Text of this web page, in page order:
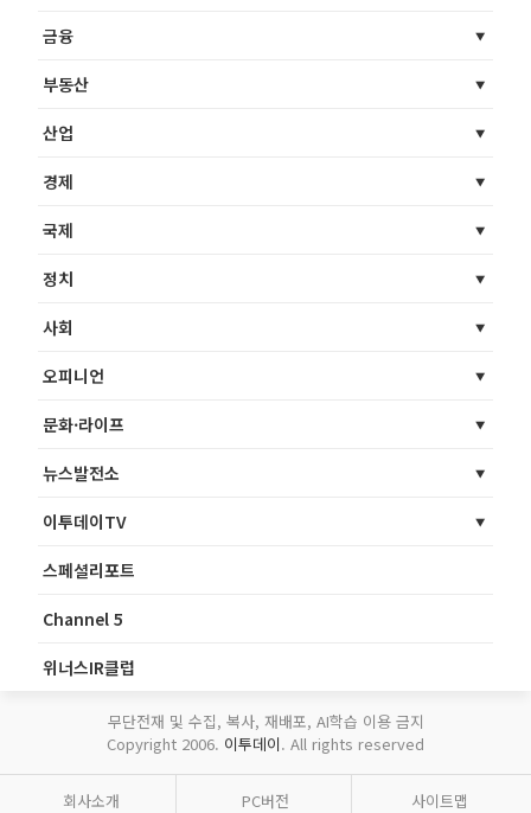
금융
부동산
산업
경제
국제
정치
사회
오피니언
문화·라이프
뉴스발전소
이투데이TV
스페셜리포트
Channel 5
위너스IR클럽
무단전재 및 수집, 복사, 재배포, AI학습 이용 금지
Copyright 2006. 이투데이. All rights reserved
회사소개 PC버전 사이트맵